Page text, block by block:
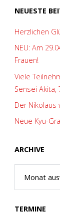
NEUESTE
Herzlichen
NEU: Am
Frauen!
Viele
Sensei Akita,
Der Nikolaus
Neue Kyu-
ARCHIVE
TERMINE